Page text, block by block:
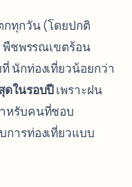
ทุกวัน (โดยปกติ
พืชพรรณเขตร้อน
นักท่องเที่ยวน้อยกว่า
ดในรอบปีเพราะฝน
หรับคนที่ชอบ
การท่องเที่ยวแบบ